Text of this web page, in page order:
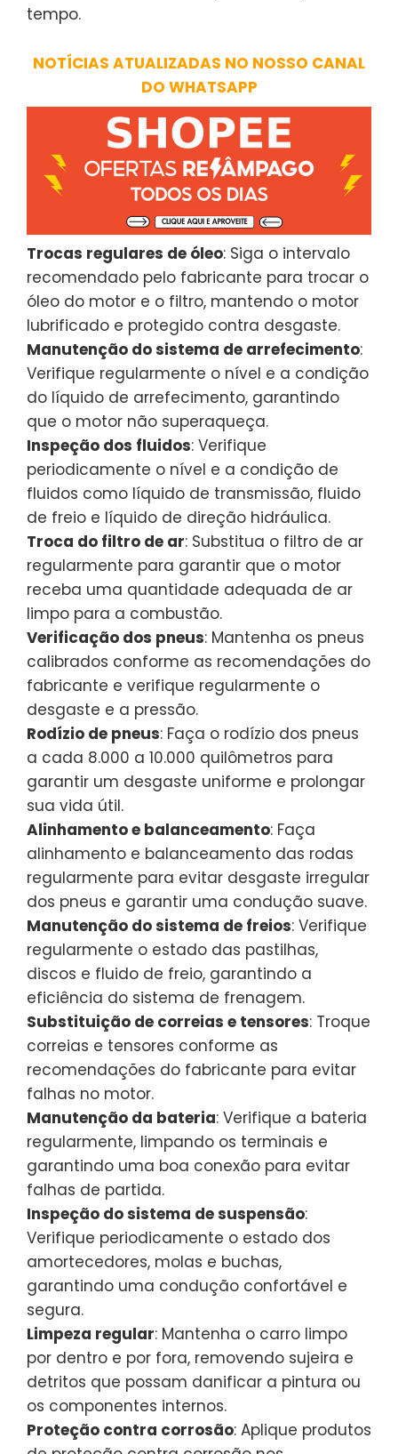
tempo.
NOTÍCIAS ATUALIZADAS NO NOSSO CANAL
DO WHATSAPP
Trocas regulares de óleo: Siga o intervalo
recomendado pelo fabricante para trocar o
óleo do motor e o filtro, mantendo o motor
lubrificado e protegido contra desgaste.
Manutenção do sistema de arrefecimento:
Verifique regularmente o nível e a condição
do líquido de arrefecimento, garantindo
que o motor não superaqueça.
Inspeção dos fluidos: Verifique
periodicamente o nível e a condição de
fluidos como líquido de transmissão, fluido
de freio e líquido de direção hidráulica.
Troca do filtro de ar: Substitua o filtro de ar
regularmente para garantir que o motor
receba uma quantidade adequada de ar
limpo para a combustão.
Verificação dos pneus: Mantenha os pneus
calibrados conforme as recomendações do
fabricante e verifique regularmente o
desgaste e a pressão.
Rodízio de pneus: Faça o rodízio dos pneus
a cada 8.000 a 10.000 quilômetros para
garantir um desgaste uniforme e prolongar
sua vida útil.
Alinhamento e balanceamento: Faça
alinhamento e balanceamento das rodas
regularmente para evitar desgaste irregular
dos pneus e garantir uma condução suave.
Manutenção do sistema de freios: Verifique
regularmente o estado das pastilhas,
discos e fluido de freio, garantindo a
eficiência do sistema de frenagem.
Substituição de correias e tensores: Troque
correias e tensores conforme as
recomendações do fabricante para evitar
falhas no motor.
Manutenção da bateria: Verifique a bateria
regularmente, limpando os terminais e
garantindo uma boa conexão para evitar
falhas de partida.
Inspeção do sistema de suspensão:
Verifique periodicamente o estado dos
amortecedores, molas e buchas,
garantindo uma condução confortável e
segura.
Limpeza regular: Mantenha o carro limpo
por dentro e por fora, removendo sujeira e
detritos que possam danificar a pintura ou
os componentes internos.
Proteção contra corrosão: Aplique produtos